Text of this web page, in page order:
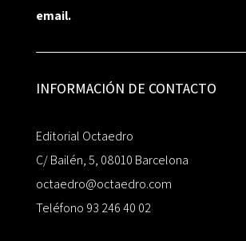
email.
INFORMACIÓN DE CONTACTO
Editorial Octaedro
C/ Bailén, 5, 08010 Barcelona
octaedro@octaedro.com
Teléfono 93 246 40 02